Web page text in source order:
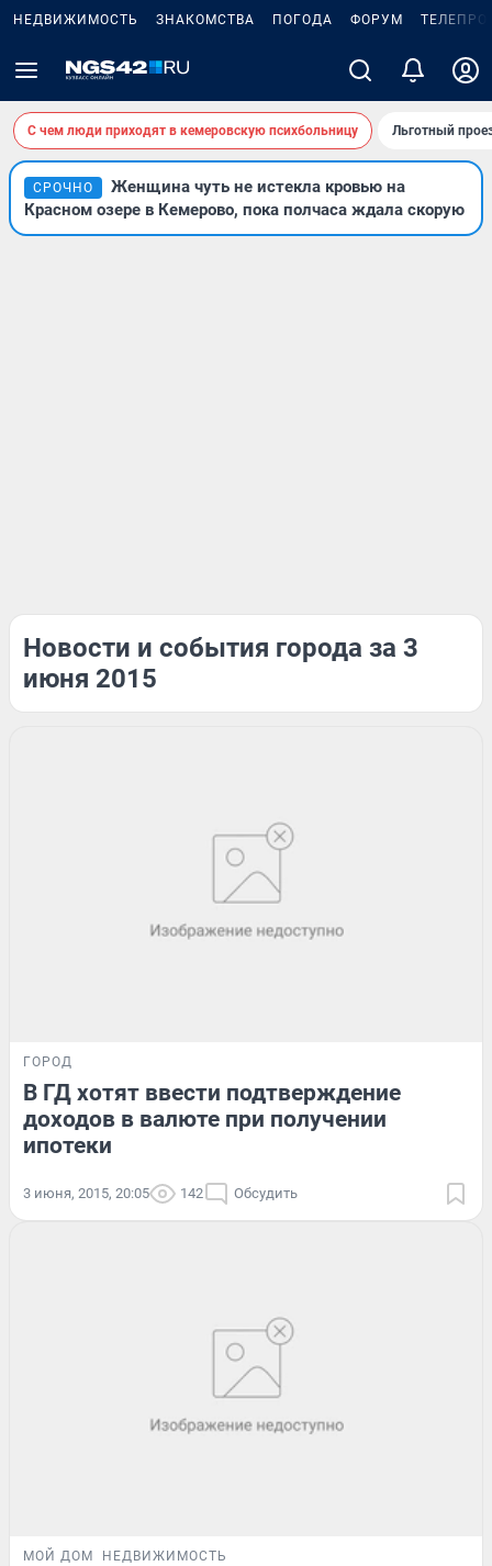
НЕДВИЖИМОСТЬ ЗНАКОМСТВА ПОГОДА ФОРУМ
С чем люди приходят в кемеровскую психбольницу Льготный
СРОЧНО
Женщина чуть не истекла кровью на
Красном озере в Кемерово, пока полчаса ждала скорую
Новости и события города за 3
июня 2015
ГОРОД
В ГД хотят ввести подтверждение
доходов в валюте при получении
ипотеки
3 июня, 2015, 20:05 142 Обсудить
МОЙ ДОМ НЕДВИЖИМОСТЬ